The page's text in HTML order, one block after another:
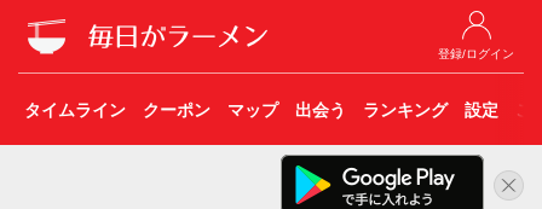
登録/ログイン
タイムライン クーポン マップ 出会う ランキング 設定 こ